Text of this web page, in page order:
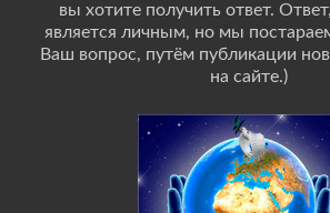
вы хотите получить ответ.
является личным, но мы
Ваш вопрос, путём публикации
на сайте.)